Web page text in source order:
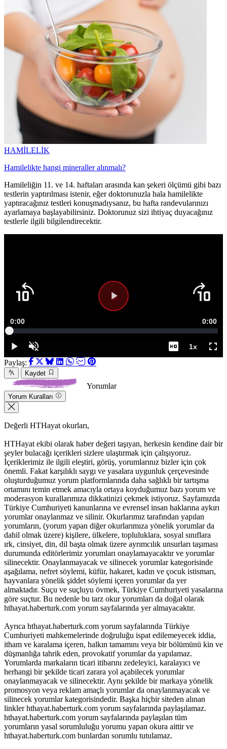
HAMİLELİK
Hamilelikte hangi mineraller alınmalı?
Hamileliğin 11. ve 14. haftaları arasında kan şekeri ölçümü gibi bazı
testlerin yaptırılması istenir, eğer doktorunuzla hala hamilelikte
yaptıracağınız testleri konuşmadıysanız, bu hafta randevularınızı
ayarlamaya başlayabilirsiniz. Doktorunuz sizi ihtiyaç duyacağınız
testlerle ilgili bilgilendirecektir.
DuraklatSesi
Aç
Süre
0:00 Toplam
Süre
0:00
Yüklendi:
1xOynatma
Hızı
Tam
Paylaş:
Kaydet
Yorumlar
Yorum Kuralları
Değerli HTHayat okurları,
HTHayat ekibi olarak haber değeri taşıyan, herkesin kendine dair bir
şeyler bulacağı içerikleri sizlere ulaştırmak için çalışıyoruz.
İçeriklerimiz ile ilgili eleştiri, görüş, yorumlarınız bizler için çok
önemli. Fakat karşılıklı saygı ve yasalara uygunluk çerçevesinde
oluşturduğumuz yorum platformlarında daha sağlıklı bir tartışma
ortamını temin etmek amacıyla ortaya koyduğumuz bazı yorum ve
moderasyon kurallarımıza dikkatinizi çekmek istiyoruz. Sayfamızda
Türkiye Cumhuriyeti kanunlarına ve evrensel insan haklarına aykırı
yorumlar onaylanmaz ve silinir. Okurlarımız tarafından yapılan
yorumların, (yorum yapan diğer okurlarımıza yönelik yorumlar da
dahil olmak üzere) kişilere, ülkelere, topluluklara, sosyal sınıflara
ırk, cinsiyet, din, dil başta olmak üzere ayrımcılık unsurları taşıması
durumunda editörlerimiz yorumları onaylamayacaktır ve yorumlar
silinecektir. Onaylanmayacak ve silinecek yorumlar kategorisinde
aşağılama, nefret söylemi, küfür, hakaret, kadın ve çocuk istismarı,
hayvanlara yönelik şiddet söylemi içeren yorumlar da yer
almaktadır. Suçu ve suçluyu övmek, Türkiye Cumhuriyeti yasalarına
göre suçtur. Bu nedenle bu tarz okur yorumları da doğal olarak
hthayat.haberturk.com yorum sayfalarında yer almayacaktır.
Ayrıca hthayat.haberturk.com yorum sayfalarında Türkiye
Cumhuriyeti mahkemelerinde doğruluğu ispat edilemeyecek iddia,
itham ve karalama içeren, halkın tamamını veya bir bölümünü kin ve
düşmanlığa tahrik eden, provokatif yorumlar da yapılamaz.
Yorumlarda markaların ticari itibarını zedeleyici, karalayıcı ve
herhangi bir şekilde ticari zarara yol açabilecek yorumlar
onaylanmayacak ve silinecektir. Aynı şekilde bir markaya yönelik
promosyon veya reklam amaçlı yorumlar da onaylanmayacak ve
silinecek yorumlar kategorisindedir. Başka hiçbir siteden alınan
linkler hthayat.haberturk.com yorum sayfalarında paylaşılamaz.
hthayat.haberturk.com yorum sayfalarında paylaşılan tüm
yorumların yasal sorumluluğu yorumu yapan okura aittir ve
hthayat.haberturk.com bunlardan sorumlu tutulamaz.